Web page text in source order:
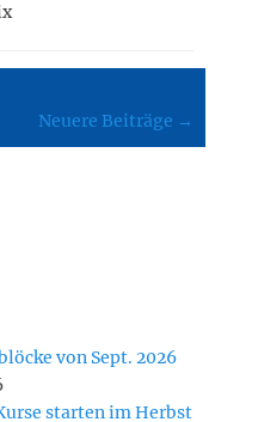
Neuere Beiträge →
von Sept. 2026
starten im Herbst